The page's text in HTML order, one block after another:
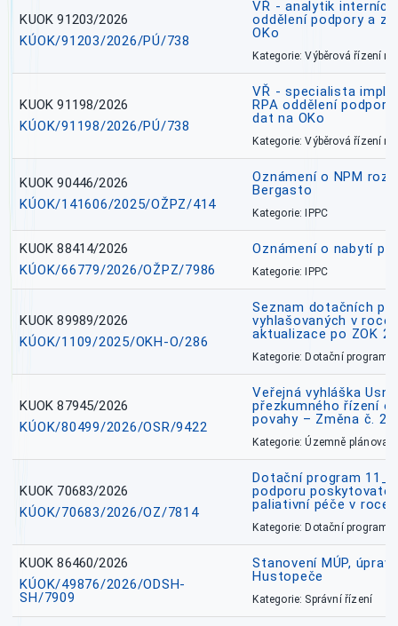
KUOK 91203/2026
KÚOK/91203/2026/PÚ/738
VŘ - analytik
oddělení podpory a
OKo
Kategorie: Výběrová řízení
KUOK 91198/2026
KÚOK/91198/2026/PÚ/738
VŘ - specialista
RPA oddělení
dat na OKo
Kategorie: Výběrová řízení
KUOK 90446/2026
KÚOK/141606/2025/OŽPZ/414
Oznámení o NPM
Bergasto
Kategorie: IPPC
KUOK 88414/2026
KÚOK/66779/2026/OŽPZ/7986
Oznámení o nabytí
Kategorie: IPPC
KUOK 89989/2026
KÚOK/1109/2025/OKH-O/286
Seznam dotačních
vyhlašovaných v roce
aktualizace po ZOK
Kategorie: Dotační
KUOK 87945/2026
KÚOK/80499/2026/OSR/9422
Veřejná vyhláška
přezkumného řízení
povahy – Změna č. 2
Kategorie: Územně
KUOK 70683/2026
KÚOK/70683/2026/OZ/7814
Dotační program
podporu
paliativní péče v roce
Kategorie: Dotační
KUOK 86460/2026
KÚOK/49876/2026/ODSH-
SH/7909
Stanovení MÚP,
Hustopeče
Kategorie: Správní řízení